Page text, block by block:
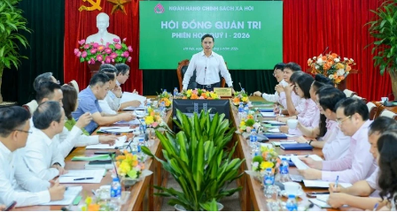
Y TẾ
KHOA HỌC - CÔNG NGHỆ
MÔI TRƯỜNG
BẠN ĐỌC
KIỂM CHỨNG THÔNG TIN